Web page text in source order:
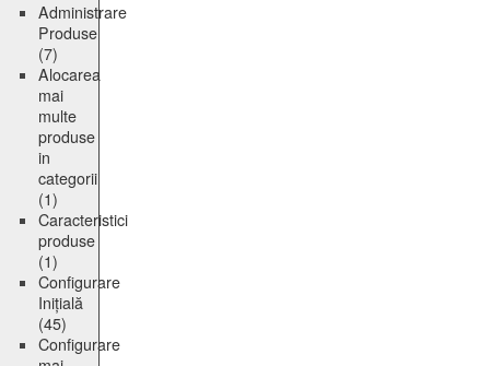
Administrare
Produse
(7)
Alocarea
mai
multe
produse
in
categorii
(1)
Caracteristici
produse
(1)
Configurare
Inițială
(45)
Configurare